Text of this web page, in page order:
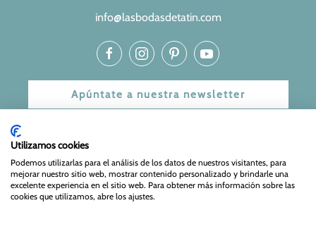
info@lasbodasdetatin.com
Apúntate a nuestra newsletter
Aviso Legal|Política de Privacidad y Cookies| Web Diseñada
y mantenida porEspecialistas Web
Utilizamos cookies
Podemos utilizarlas para el análisis de los datos de nuestros visitantes, para
mejorar nuestro sitio web, mostrar contenido personalizado y brindarle una
excelente experiencia en el sitio web. Para obtener más información sobre las
cookies que utilizamos, abre los ajustes.